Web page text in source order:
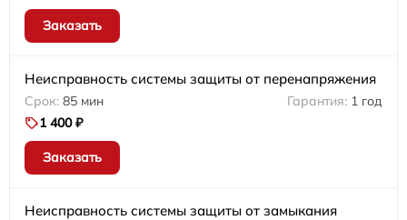
Заказать
Неисправность системы защиты от перенапряжения
85 мин
1 год
1 400 ₽
Заказать
Неисправность системы защиты от замыкания